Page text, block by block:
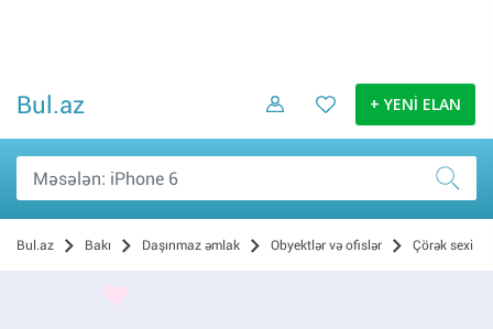
Bul.az + YENİ ELAN
Bul.az Bakı Daşınmaz əmlak Obyektlər və ofislər Çörək sexi